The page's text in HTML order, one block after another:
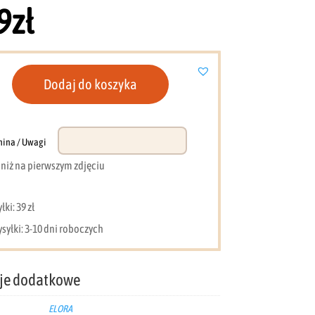
zł
Dodaj do koszyka
/ Uwagi
na pierwszym zdjęciu
39 zł
3-10 dni roboczych
dodatkowe
ELORA